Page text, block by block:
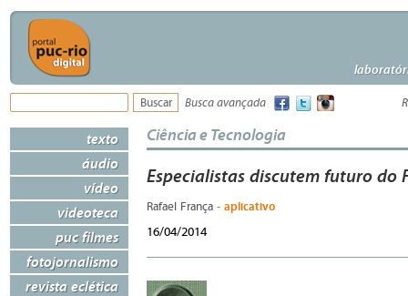
Busca avançada
texto
áudio
vídeo
videoteca
puc filmes
fotojornalismo
revista eclética
Ciência e Tecnologia
Especialistas discutem futuro do
Rafael França - aplicativo
16/04/2014